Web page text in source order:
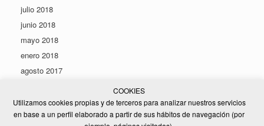
julio 2018
junio 2018
mayo 2018
enero 2018
agosto 2017
[optin-cat id=123]
COOKIES
Utilizamos cookies propias y de terceros para analizar nuestros servicios
en base a un perfil elaborado a partir de sus hábitos de navegación (por